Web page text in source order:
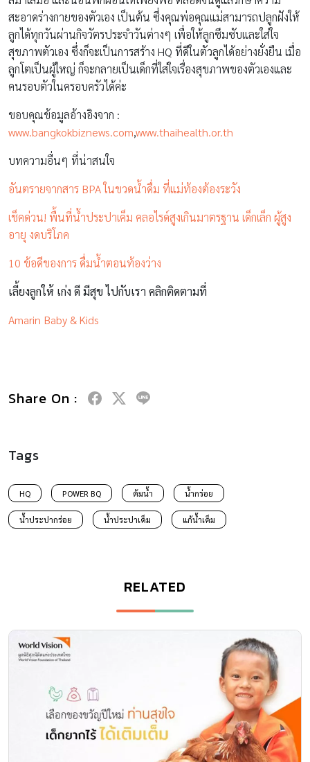
สะอาดร่างกายของตัวเอง เป็นต้น ซึ่งคุณพ่อคุณแม่สามารถปลูกฝังให้
ลูกได้ทุกวันผ่านกิจวัตรประจำวันต่างๆ เพื่อให้ลูกซึมซับและใส่ใจ
สุขภาพตัวเอง ซึ่งก็จะเป็นการสร้าง HQ ที่ดีในตัวลูกได้อย่างยั่งยืน เมื่อ
ลูกโตเป็นผู้ใหญ่ ก็จะกลายเป็นเด็กที่ใส่ใจเรื่องสุขภาพของตัวเองและ
คนรอบตัวในครอบครัวได้ค่ะ
ขอบคุณข้อมูลอ้างอิงจาก :
www.bangkokbiznews.com,www.thaihealth.or.th
บทความอื่นๆ ที่น่าสนใจ
อันตรายจากสาร BPA ในขวดน้ำดื่ม ที่แม่ท้องต้องระวัง
เช็คด่วน! พื้นที่น้ำประปาเค็ม คลอไรด์สูงเกินมาตรฐาน เด็กเล็ก ผู้สูง
อายุ งดบริโภค
10 ข้อดีของการ ดื่มน้ำตอนท้องว่าง
เลี้ยงลูกให้ เก่ง ดี มีสุข ไปกับเรา คลิกติดตามที่
Amarin Baby & Kids
Share On :
Tags
HQ POWER BQ ต้มน้ำ น้ำกร่อย
น้ำประปากร่อย น้ำประปาเค็ม แก้น้ำเค็ม
RELATED